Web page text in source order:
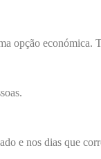
opção económica.
e nos dias que